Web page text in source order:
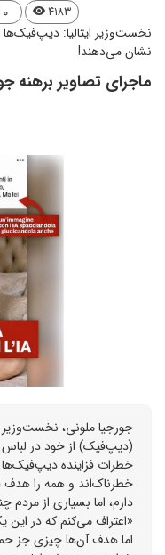
۴۱۸۳ ۰
​نخست‌وزیر ایتالیا: دیپ‌فیک‌ها
نشان می‌دهند!
ماجرای تصاویر برهنه
جورجیا ملونی، نخست‌وزیر
(دیپ‌فیک) از خود در
خطرات فزاینده
خطرناک‌اند و همه را هدف
دارم، اما بسیاری از مردم
«اعتراف می‌کنم که در این
اما هدف آن‌ها چیزی جز